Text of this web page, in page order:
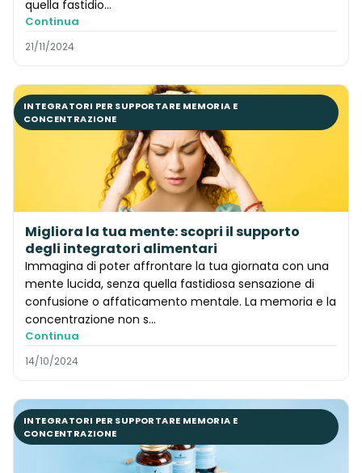
quella fastidio...
Continua
21/11/2024
INTEGRATORI PER SUPPORTARE MEMORIA E
CONCENTRAZIONE
Migliora la tua mente: scopri il supporto
degli integratori alimentari
Immagina di poter affrontare la tua giornata con una
mente lucida, senza quella fastidiosa sensazione di
confusione o affaticamento mentale. La memoria e la
concentrazione non s...
Continua
14/10/2024
INTEGRATORI PER SUPPORTARE MEMORIA E
CONCENTRAZIONE